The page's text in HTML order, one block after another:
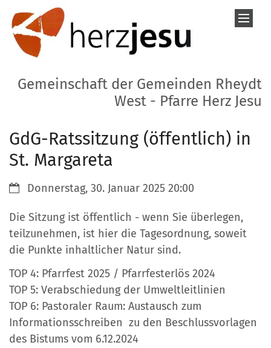
Zum Inhalt springen
Gemeinschaft der Gemeinden Rheydt
West - Pfarre Herz Jesu
GdG-Ratssitzung (öffentlich) in
St. Margareta
Datum:Donnerstag, 30. Januar 2025 20:00
Die Sitzung ist öffentlich - wenn Sie überlegen,
teilzunehmen, ist hier die Tagesordnung, soweit
die Punkte inhaltlicher Natur sind.
TOP 4: Pfarrfest 2025 / Pfarrfesterlös 2024
TOP 5: Verabschiedung der Umweltleitlinien
TOP 6: Pastoraler Raum: Austausch zum
Informationsschreiben zu den Beschlussvorlagen
des Bistums vom 6.12.2024